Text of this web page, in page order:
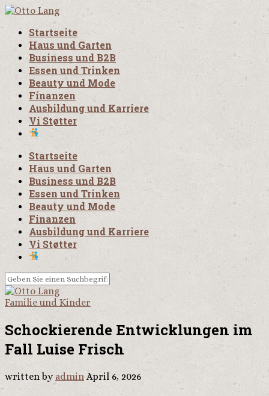
Startseite
Haus und Garten
Business und B2B
Essen und Trinken
Beauty und Mode
Finanzen
Ausbildung und Karriere
Vi Støtter
Startseite
Haus und Garten
Business und B2B
Essen und Trinken
Beauty und Mode
Finanzen
Ausbildung und Karriere
Vi Støtter
Familie und Kinder
Schockierende Entwicklungen im
Fall Luise Frisch
written by admin April 6, 2026